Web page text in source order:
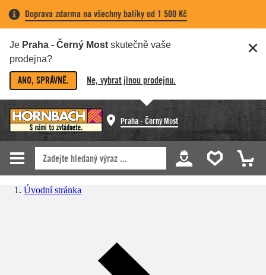
Doprava zdarma na všechny balíky od 1 500 Kč
Je Praha - Černý Most skutečně vaše
prodejna?
ANO, SPRÁVNĚ. Ne, vybrat jinou prodejnu.
Praha - Černý Most
Úvodní stránka